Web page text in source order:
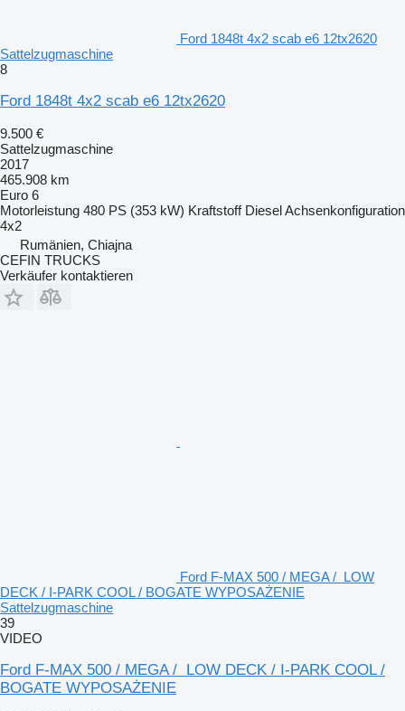
Ford 1848t 4x2 scab e6 12tx2620
Sattelzugmaschine
8
Ford 1848t 4x2 scab e6 12tx2620
9.500 €
Sattelzugmaschine
2017
465.908 km
Euro 6
Motorleistung 480 PS (353 kW) Kraftstoff DieselAchsenkonfiguration
4x2
Rumänien, Chiajna
CEFIN TRUCKS
Verkäufer kontaktieren
Ford F-MAX 500 / MEGA / LOW
DECK / I-PARK COOL / BOGATE WYPOSAŻENIE
Sattelzugmaschine
39
VIDEO
Ford F-MAX 500 / MEGA / LOW DECK / I-PARK COOL /
BOGATE WYPOSAŻENIE